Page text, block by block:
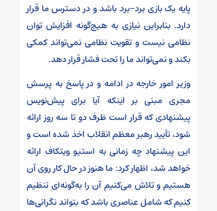
پایه یک بازی برد-برد باشد و در دسترس ما قرار
دارد. بنابراین نیازی به هیچ‌گونه افزایش توان
نظامی نیست و تقویت نظامی نمی‌تواند کمکی
بکند و نمی‌تواند ما را تحت فشار قرار دهد.
وزیر امور خارجه در ادامه و در پاسخ به پرسش
مجری مبنی بر اینکه آیا برای پیش‌نویس
پیشنهادی که قرار است ظرف دو تا سه روز ارائه
شود، تأیید رهبر معظم انقلاب اخذ شده است و
این پیشنهاد چه زمانی به استیو ویتکاف ارائه
خواهد شد، اظهار کرد: ما هنوز در حال کار روی آن
هستیم و تلاش می‌کنیم آن را به‌گونه‌ای تنظیم
کنیم که شامل عناصری باشد که بتواند نگرانی‌ها